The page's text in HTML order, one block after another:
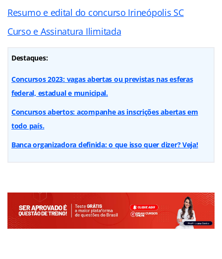
Resumo e edital do concurso Irineópolis SC
Curso e Assinatura Ilimitada
Destaques:
Concursos 2023: vagas abertas ou previstas nas esferas
federal, estadual e municipal.
Concursos abertos: acompanhe as inscrições abertas em
todo país.
Banca organizadora definida: o que isso quer dizer? Veja!